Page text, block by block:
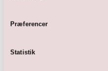
Præferencer
Statistik
99,00